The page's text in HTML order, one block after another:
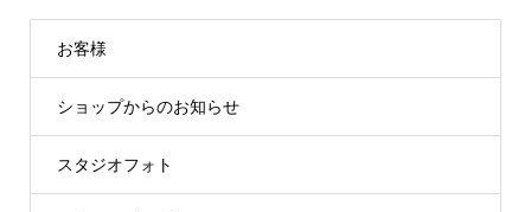
お客様
ショップからのお知らせ
スタジオフォト